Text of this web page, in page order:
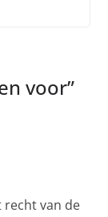
voor”
recht van de